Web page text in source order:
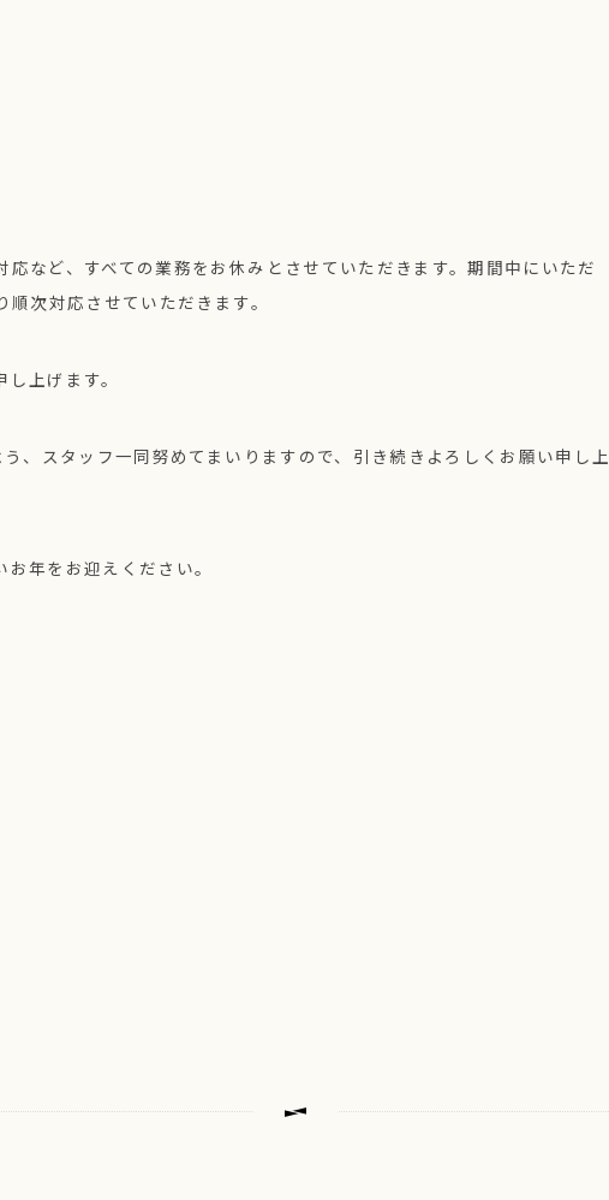
など、すべての業務をお休みとさせていただきます。期間中にいただ
次対応させていただきます。
上げます。
、スタッフ一同努めてまいりますので、引き続きよろしくお願い申し上
年をお迎えください。